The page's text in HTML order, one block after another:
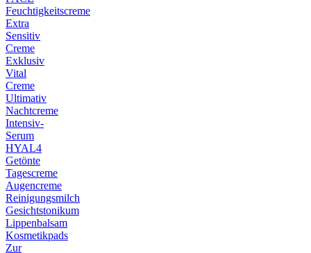
Feuchtigkeitscreme
Extra
Sensitiv
Creme
Exklusiv
Vital
Creme
Ultimativ
Nachtcreme
Intensiv-
Serum
HYAL4
Getönte
Tagescreme
Augencreme
Reinigungsmilch
Gesichtstonikum
Lippenbalsam
Kosmetikpads
Zur